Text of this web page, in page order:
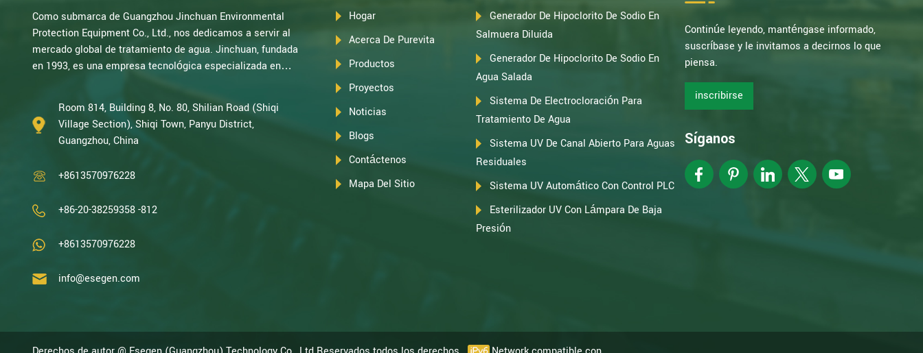
Generador de
hipoclorito de sodio
tipo agua salada
Leer Más
Como submarca de Guangzhou Jinchuan Environmental
Protection Equipment Co., Ltd., nos dedicamos a servir al
mercado global de tratamiento de agua. Jinchuan, fundada
en 1993, es una empresa tecnológica especializada en
diseño y fabricación de equipos electroquímicos y de
tratamiento de agua, somos una de las empresas con
mayor experiencia de China en este campo y hemos sido
Room 814, Building 8, No. 80, Shilian Road (Shiqi
Village Section), Shiqi Town, Panyu District,
Guangzhou, China
+8613570976228
+86-20-38259358 -812
+8613570976228
info@esegen.com
Hogar
Acerca De Purevita
Productos
Proyectos
Noticias
Blogs
Contáctenos
Mapa Del Sitio
Generador De Hipoclorito De Sodio En
Salmuera Diluida
Generador De Hipoclorito De Sodio En
Agua Salada
Sistema De Electrocloración Para
Tratamiento De Agua
Sistema UV De Canal Abierto Para Aguas
Residuales
Sistema UV Automático Con Control PLC
Esterilizador UV Con Lámpara De Baja
Presión
Continúe leyendo, manténgase informado,
suscríbase y le invitamos a decirnos lo que
piensa.
inscribirse
Síganos